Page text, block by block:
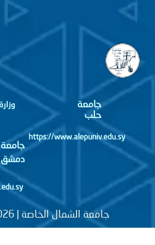
جامعة
https://www.alepuniv.edu.sy
جامعة
دمشق
وزارة
جامعة الشمال الخاصة | Copyright © 2026